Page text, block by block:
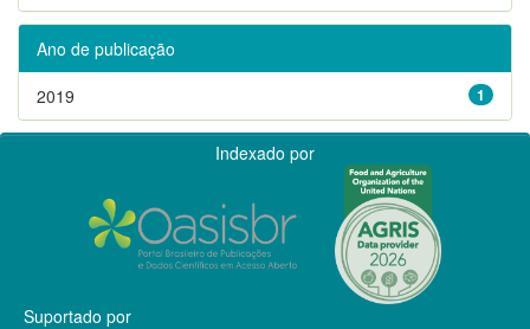
Ano de publicação
1
2019
Indexado por
Suportado por